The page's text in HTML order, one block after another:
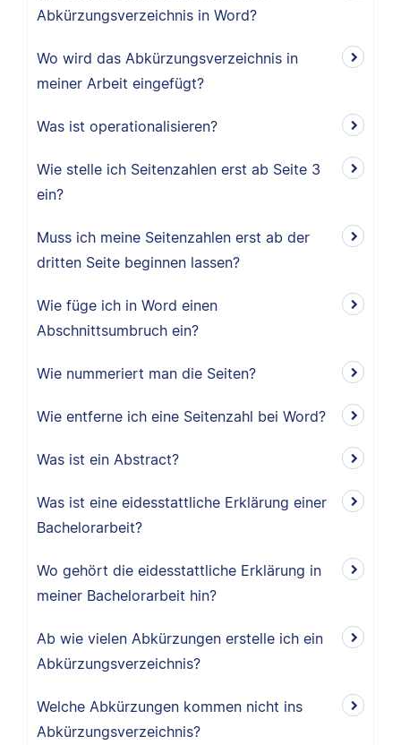
Abkürzungsverzeichnis in Word?
Wo wird das Abkürzungsverzeichnis in
meiner Arbeit eingefügt?
Was ist operationalisieren?
Wie stelle ich Seitenzahlen erst ab Seite 3
ein?
Muss ich meine Seitenzahlen erst ab der
dritten Seite beginnen lassen?
Wie füge ich in Word einen
Abschnittsumbruch ein?
Wie nummeriert man die Seiten?
Wie entferne ich eine Seitenzahl bei Word?
Was ist ein Abstract?
Was ist eine eidesstattliche Erklärung einer
Bachelorarbeit?
Wo gehört die eidesstattliche Erklärung in
meiner Bachelorarbeit hin?
Ab wie vielen Abkürzungen erstelle ich ein
Abkürzungsverzeichnis?
Welche Abkürzungen kommen nicht ins
Abkürzungsverzeichnis?